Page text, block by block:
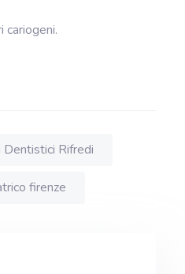
cariogeni.
Dentistici Rifredi
firenze